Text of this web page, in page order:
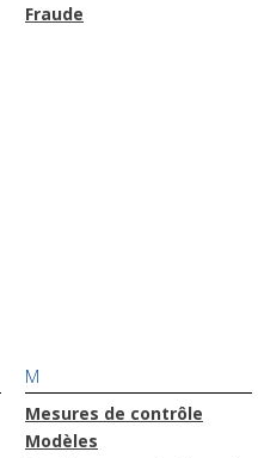
Fraude
M
Mesures de contrôle
Modèles